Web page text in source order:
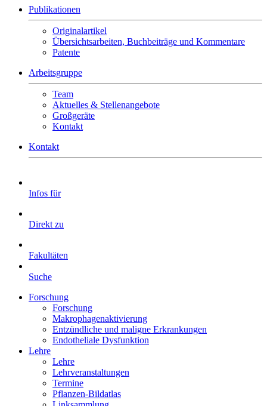
Publikationen
Originalartikel
Übersichtsarbeiten, Buchbeiträge und Kommentare
Patente
Arbeitsgruppe
Team
Aktuelles & Stellenangebote
Großgeräte
Kontakt
Kontakt
Infos für
Direkt zu
Fakultäten
Suche
Forschung
Forschung
Makrophagenaktivierung
Entzündliche und maligne Erkrankungen
Endotheliale Dysfunktion
Lehre
Lehre
Lehrveranstaltungen
Termine
Pflanzen-Bildatlas